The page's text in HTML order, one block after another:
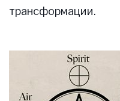
трансформации.